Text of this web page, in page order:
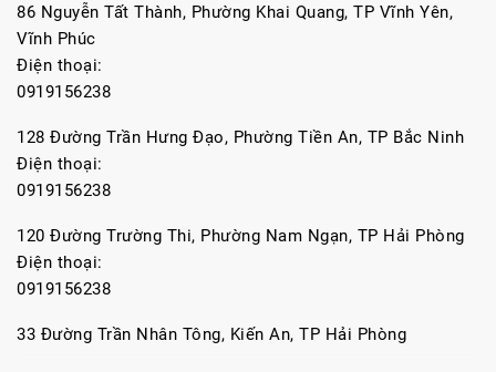
86 Nguyễn Tất Thành, Phường Khai Quang, TP Vĩnh Yên,
Vĩnh Phúc
Điện thoại:
0919156238
128 Đường Trần Hưng Đạo, Phường Tiền An, TP Bắc Ninh
Điện thoại:
0919156238
120 Đường Trường Thi, Phường Nam Ngạn, TP Hải Phòng
Điện thoại:
0919156238
33 Đường Trần Nhân Tông, Kiến An, TP Hải Phòng